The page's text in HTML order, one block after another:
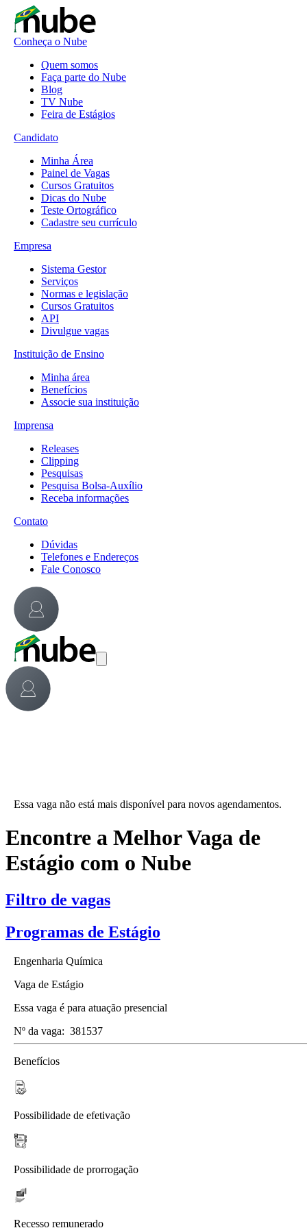
Conheça o Nube
Quem somos
Faça parte do Nube
Blog
TV Nube
Feira de Estágios
Candidato
Minha Área
Painel de Vagas
Cursos Gratuitos
Dicas do Nube
Teste Ortográfico
Cadastre seu currículo
Empresa
Sistema Gestor
Serviços
Normas e legislação
Cursos Gratuitos
API
Divulgue vagas
Instituição de Ensino
Minha área
Benefícios
Associe sua instituição
Imprensa
Releases
Clipping
Pesquisas
Pesquisa Bolsa-Auxílio
Receba informações
Contato
Dúvidas
Telefones e Endereços
Fale Conosco
Essa vaga não está mais disponível para novos agendamentos.
Encontre a Melhor Vaga de
Estágio com o Nube
Filtro de vagas
Programas de Estágio
Engenharia Química
Vaga de Estágio
Essa vaga é para atuação presencial
Nº da vaga: 381537
Benefícios
Possibilidade de efetivação
Possibilidade de prorrogação
Recesso remunerado